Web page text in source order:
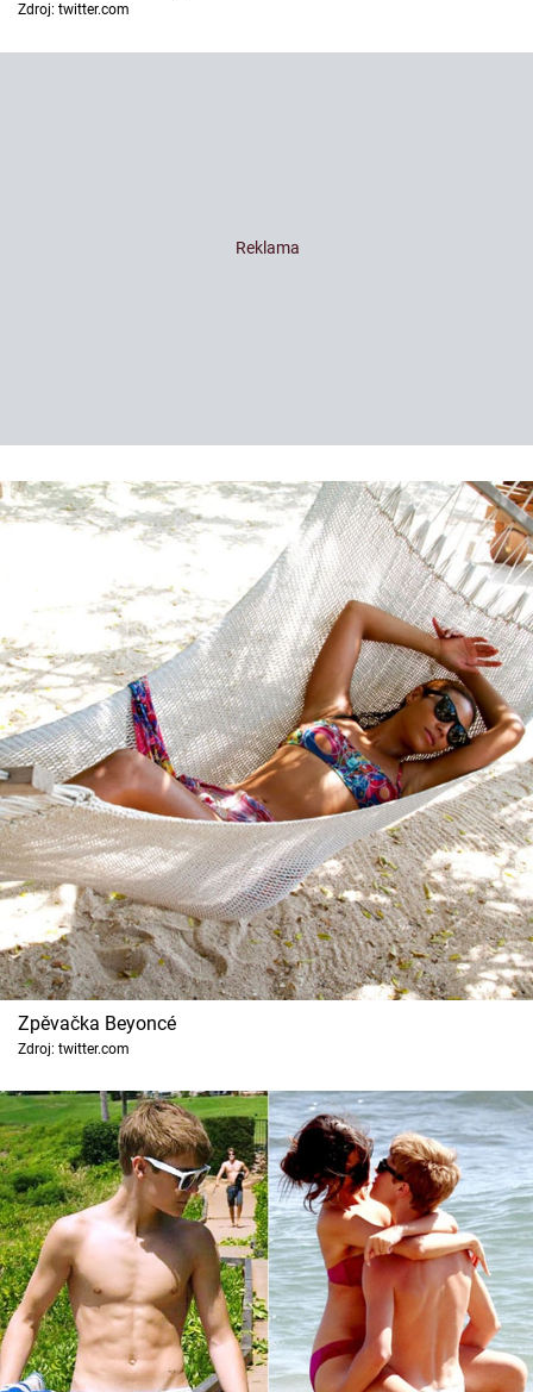
Zdroj: twitter.com
Zpěvačka Beyoncé
Zdroj: twitter.com